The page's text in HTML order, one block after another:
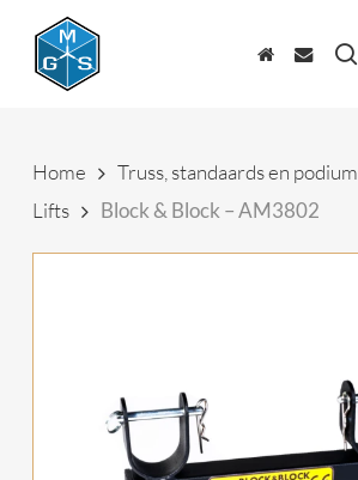
content
Home Truss, standaards en podium
Lifts
Block & Block – AM3802